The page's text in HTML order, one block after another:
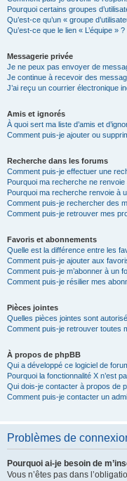
Pourquoi certains groupes
Qu’est-ce qu’un « groupe
Qu’est-ce que le lien « L’équipe » ?
Messagerie privée
Je ne peux pas envoyer de
Je continue à recevoir des
J’ai reçu un courrier électronique
Amis et ignorés
À quoi sert ma liste d’amis et
Comment puis-je ajouter ou
Recherche dans les forums
Comment puis-je effectuer une
Pourquoi ma recherche ne
Pourquoi ma recherche renvoie à
Comment puis-je rechercher des
Comment puis-je retrouver mes
Favoris et abonnements
Quelle est la différence entre les
Comment puis-je ajouter aux
Comment puis-je m’abonner à un
Comment puis-je résilier mes
Pièces jointes
Quelles pièces jointes sont
Comment puis-je retrouver toutes
À propos de phpBB
Qui a développé ce logiciel de
Pourquoi la fonctionnalité X n’est
Qui dois-je contacter à propos de
Comment puis-je contacter un
Problèmes de
Pourquoi ai-je besoin de
Vous n’êtes pas dans